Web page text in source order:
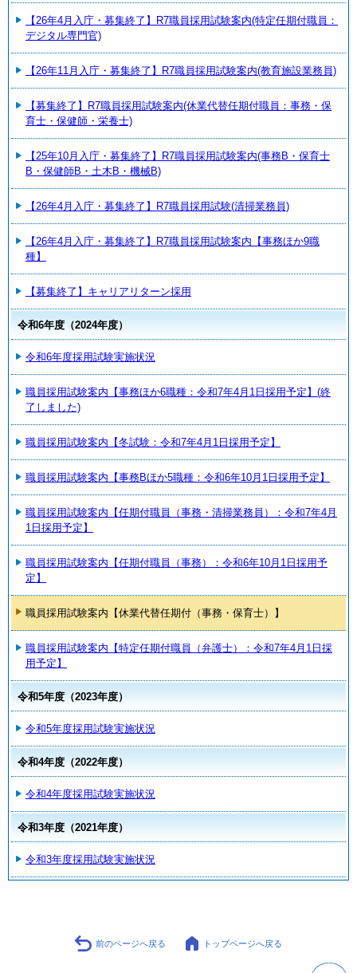
【26年4月入庁・募集終了】R7職員採用試験案内(特定任期付職員：
デジタル専門官)
【26年11月入庁・募集終了】R7職員採用試験案内(教育施設業務員)
【募集終了】R7職員採用試験案内(休業代替任期付職員：事務・保
育士・保健師・栄養士)
【25年10月入庁・募集終了】R7職員採用試験案内(事務B・保育士
B・保健師B・土木B・機械B)
【26年4月入庁・募集終了】R7職員採用試験(清掃業務員)
【26年4月入庁・募集終了】R7職員採用試験案内【事務ほか9職
種】
【募集終了】キャリアリターン採用
令和6年度（2024年度）
令和6年度採用試験実施状況
職員採用試験案内【事務ほか6職種：令和7年4月1日採用予定】(終
了しました)
職員採用試験案内【冬試験：令和7年4月1日採用予定】
職員採用試験案内【事務Bほか5職種：令和6年10月1日採用予定】
職員採用試験案内【任期付職員（事務・清掃業務員）：令和7年4月
1日採用予定】
職員採用試験案内【任期付職員（事務）：令和6年10月1日採用予
定】
職員採用試験案内【休業代替任期付（事務・保育士）】
職員採用試験案内【特定任期付職員（弁護士）：令和7年4月1日採
用予定】
令和5年度（2023年度）
令和5年度採用試験実施状況
令和4年度（2022年度）
令和4年度採用試験実施状況
令和3年度（2021年度）
令和3年度採用試験実施状況
前のページへ戻る トップページへ戻る